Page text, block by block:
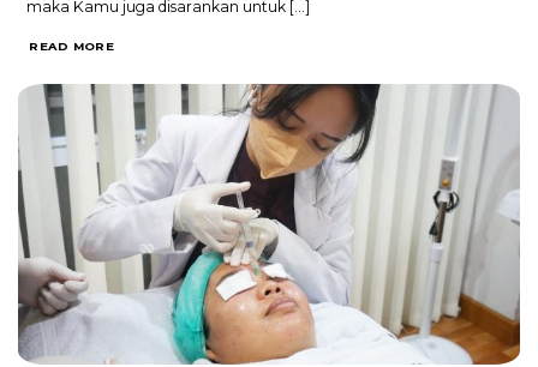
maka Kamu juga disarankan untuk [...]
READ MORE